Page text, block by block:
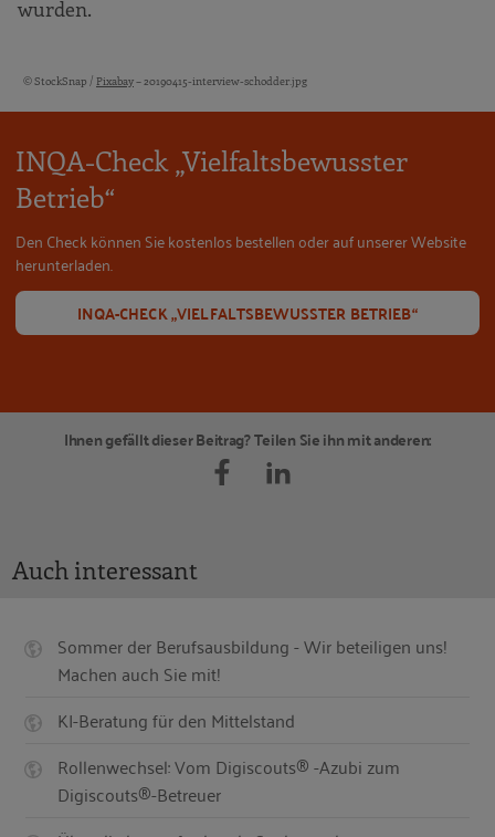
wurden.
Bildquellen und Copyright-Hinweise
© StockSnap / Pixabay– 20190415-interview-schodder.jpg
INQA-Check „Vielfaltsbewusster
Betrieb“
Den Check können Sie kostenlos bestellen oder auf unserer Website
herunterladen.
INQA-CHECK „VIELFALTSBEWUSSTER BETRIEB“
Ihnen gefällt dieser Beitrag? Teilen Sie ihn mit anderen:
Auch interessant
Sommer der Berufsausbildung - Wir beteiligen uns!
Machen auch Sie mit!
KI-Beratung für den Mittelstand
Rollenwechsel: Vom Digiscouts® -Azubi zum
Digiscouts®-Betreuer